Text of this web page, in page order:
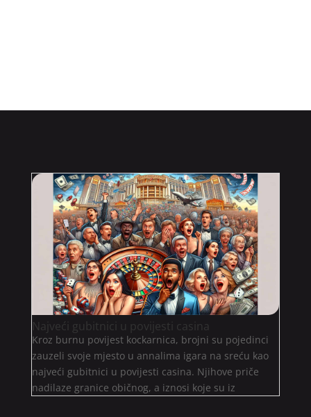
Najveći gubitnici u povijesti casina
Kroz burnu povijest kockarnica, brojni su pojedinci
zauzeli svoje mjesto u annalima igara na sreću kao
najveći gubitnici u povijesti casina. Njihove priče
nadilaze granice običnog, a iznosi koje su iz